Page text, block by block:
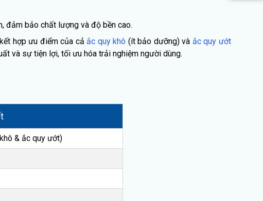
đảm bảo chất lượng và độ bền cao.
hợp ưu điểm của cả ắc quy khô (ít bảo dưỡng) và ắc quy ướt
và sự tiện lợi, tối ưu hóa trải nghiệm người dùng.
& ắc quy ướt)